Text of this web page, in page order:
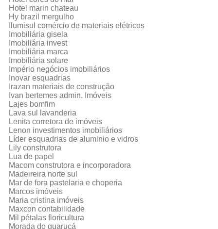
Hotel marin chateau
Hy brazil mergulho
Ilumisul comércio de materiais elétricos
Imobiliária gisela
Imobiliária invest
Imobiliária marca
Imobiliária solare
Império negócios imobiliários
Inovar esquadrias
Irazan materiais de construção
Ivan bertemes admin. Imóveis
Lajes bomfim
Lava sul lavanderia
Lenita corretora de imóveis
Lenon investimentos imobiliários
Líder esquadrias de aluminio e vidros
Lily construtora
Lua de papel
Macom construtora e incorporadora
Madeireira norte sul
Mar de fora pastelaria e choperia
Marcos imóveis
Maria cristina imóveis
Maxcon contabilidade
Mil pétalas floricultura
Morada do guaruçá